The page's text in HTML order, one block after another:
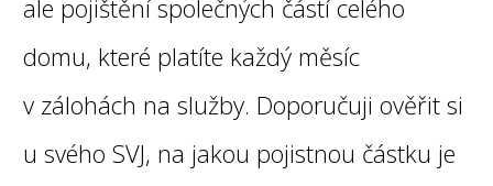
ale pojištění společných částí celého
domu, které platíte každý měsíc
v zálohách na služby. Doporučuji ověřit si
u svého SVJ, na jakou pojistnou částku je